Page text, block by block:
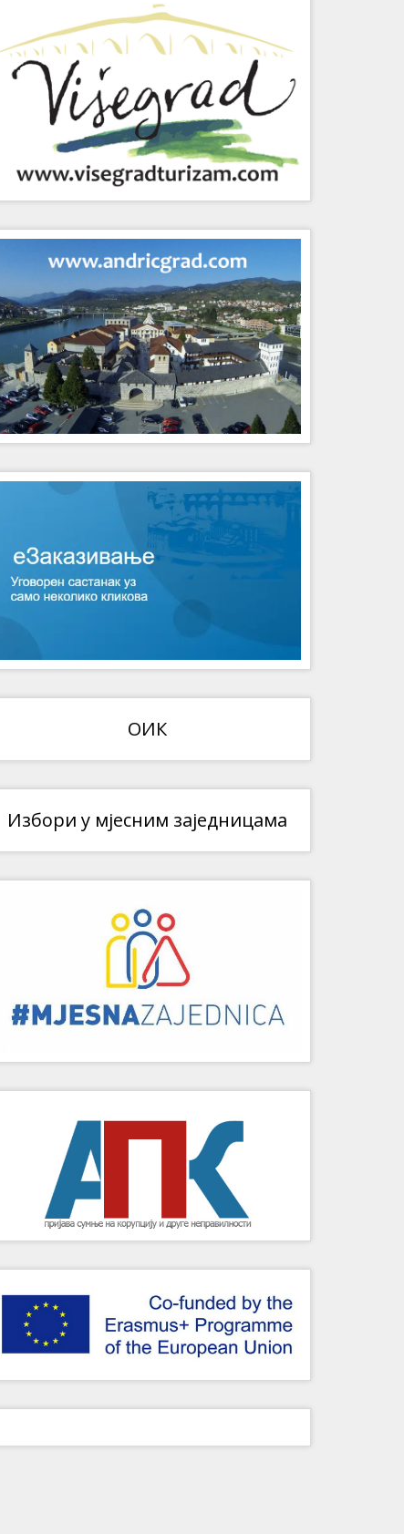
ОИК
Избори у мјесним заједницама